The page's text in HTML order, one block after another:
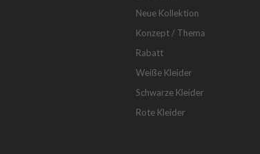
Neue Kollektion
Konzept / Thema
Rabatt
Weiße Kleider
Schwarze Kleider
Rote Kleider